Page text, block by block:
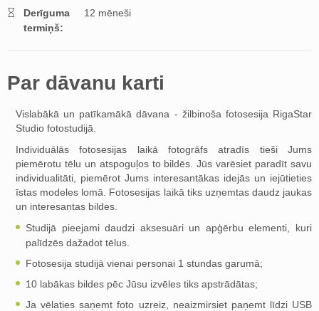
Derīguma
termiņš:
12 mēneši
Par dāvanu karti
Vislabākā un patīkamākā dāvana - žilbinoša fotosesija RigaStar
Studio fotostudijā.
Individuālās fotosesijas laikā fotogrāfs atradīs tieši Jums
piemērotu tēlu un atspoguļos to bildēs. Jūs varēsiet paradīt savu
individualitāti, piemērot Jums interesantākas idejās un iejūtieties
īstas modeles lomā. Fotosesijas laikā tiks uzņemtas daudz jaukas
un interesantas bildes.
Studijā pieejami daudzi aksesuāri un apģērbu elementi, kuri
palīdzēs dažadot tēlus.
Fotosesija studijā vienai personai 1 stundas garumā;
10 labākas bildes pēc Jūsu izvēles tiks apstrādātas;
Ja vēlaties saņemt foto uzreiz, neaizmirsiet paņemt līdzi USB